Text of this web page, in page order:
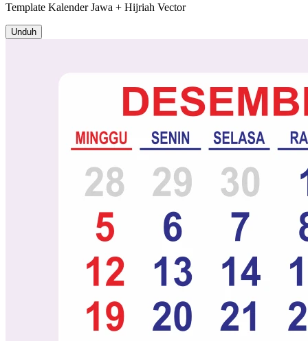
Template Kalender Jawa + Hijriah Vector
Unduh